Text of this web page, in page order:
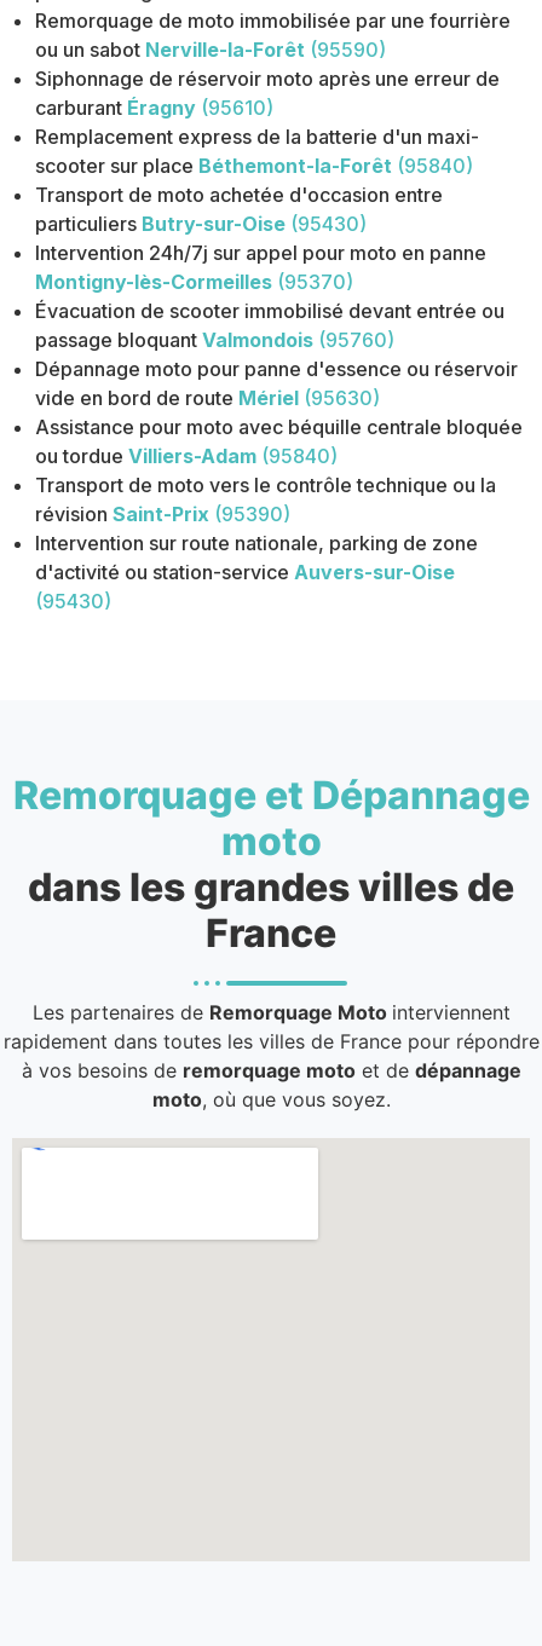
Remorquage de moto immobilisée par une fourrière
ou un sabot Nerville-la-Forêt (95590)
Siphonnage de réservoir moto après une erreur de
carburant Éragny (95610)
Remplacement express de la batterie d'un maxi-
scooter sur place Béthemont-la-Forêt (95840)
Transport de moto achetée d'occasion entre
particuliers Butry-sur-Oise (95430)
Intervention 24h/7j sur appel pour moto en panne
Montigny-lès-Cormeilles (95370)
Évacuation de scooter immobilisé devant entrée ou
passage bloquant Valmondois (95760)
Dépannage moto pour panne d'essence ou réservoir
vide en bord de route Mériel (95630)
Assistance pour moto avec béquille centrale bloquée
ou tordue Villiers-Adam (95840)
Transport de moto vers le contrôle technique ou la
révision Saint-Prix (95390)
Intervention sur route nationale, parking de zone
d'activité ou station-service Auvers-sur-Oise
(95430)
Remorquage et Dépannage
moto
dans les grandes villes de
France
Les partenaires de Remorquage Moto interviennent
rapidement dans toutes les villes de France pour répondre
à vos besoins de remorquage motoet de dépannage
moto, où que vous soyez.